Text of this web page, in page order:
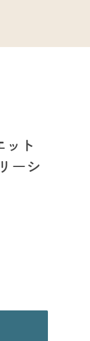
ット
ーシ